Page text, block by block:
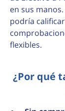
en sus
podría
flexibles.
¿Por qué